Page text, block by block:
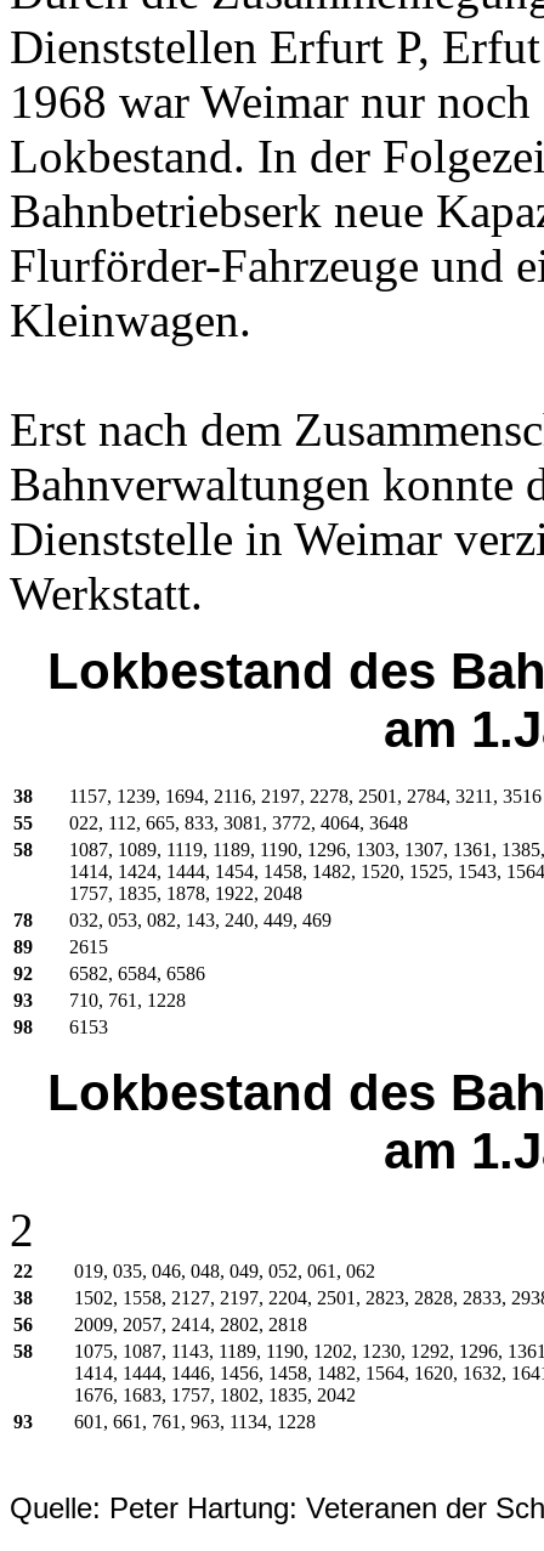
Dienststellen Erfurt P,
1968 war Weimar nur
Lokbestand. In der
Bahnbetriebserk neue
Flurförder-Fahrzeuge und
Kleinwagen.
Erst nach dem
Bahnverwaltungen konnte
Dienststelle in Weimar
Werkstatt.
Lokbestand des
am
38
1157, 1239, 1694, 2116, 2197, 2278, 2501, 2784, 3211, 3516
55
022, 112, 665, 833, 3081, 3772, 4064, 3648
58
1087, 1089, 1119, 1189, 1190, 1296, 1303, 1307, 1361, 1385,
1414, 1424, 1444, 1454, 1458, 1482, 1520, 1525, 1543,
1757, 1835, 1878, 1922, 2048
78
032, 053, 082, 143, 240, 449, 469
89
2615
92
6582, 6584, 6586
93
710, 761, 1228
98
6153
Lokbestand des
am
2
22
019, 035, 046, 048, 049, 052, 061, 062
38
1502, 1558, 2127, 2197, 2204, 2501, 2823, 2828, 2833,
56
2009, 2057, 2414, 2802, 2818
58
1075, 1087, 1143, 1189, 1190, 1202, 1230, 1292, 1296,
1414, 1444, 1446, 1456, 1458, 1482, 1564, 1620, 1632,
1676, 1683, 1757, 1802, 1835, 2042
93
601, 661, 761, 963, 1134, 1228
Quelle: Peter Hartung: Veteranen der